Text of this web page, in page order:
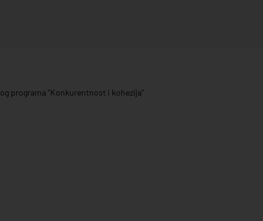
programa "Konkurentnost i kohezija"